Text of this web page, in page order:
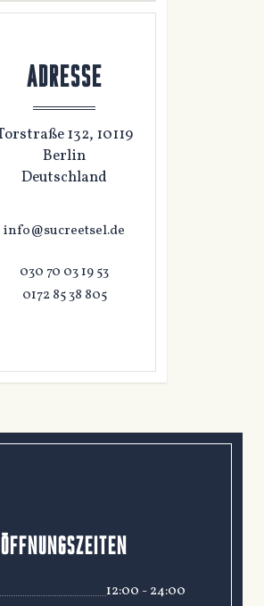
ADRESSE
132, 10119
Berlin
Deutschland
info@sucreetsel.de
030 70 03 19 53
0172 85 38 805
ÖFFNUNGSZEITEN
12:00 - 24:00